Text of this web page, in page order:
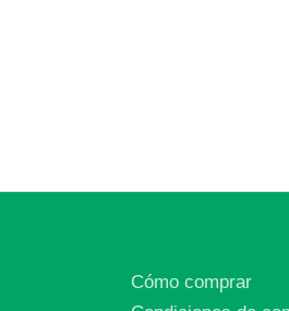
Cómo comprar